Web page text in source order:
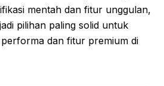
mentah dan fitur unggulan,
pilihan paling solid untuk
dan fitur premium di